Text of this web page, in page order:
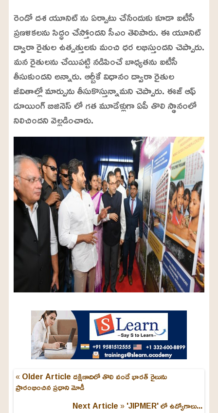
U
n
m
u
t
e
a
d
e
d
2
4
.
6
3
%
రెండో దశ యూనిట్ ను ఏర్పాటు చేసేందుకు కూడా ఐటీసీ
ప్రణళికలను సిద్ధం చేస్తోందని సీఎం తెలిపారు. ఈ యూనిట్
ద్వారా రైతుల ఉత్పత్తులకు మంచి ధర లభిస్తుందని చెప్పారు.
మన రైతులను చేయిపట్టి నడిపించే బాధ్యతను ఐటీసీ
తీసుకుందని అన్నారు. ఆర్బీకే విధానం ద్వారా రైతుల
జీవితాల్లో మార్పును తీసుకొస్తున్నామని చెప్పారు. ఈజ్ ఆఫ్
డూయింగ్ బిజినెస్ లో గత మూడేళ్లుగా ఏపీ తొలి స్థానంలో
నిలిచిందని వెల్లడించారు.
« Older Articleదక్షిణాదిలో తొలి వందే భారత్ రైలును
ప్రారంభించిన ప్రధాని మోడీ
Next Article »'JIPMER' లో ఉద్యోగాలు...